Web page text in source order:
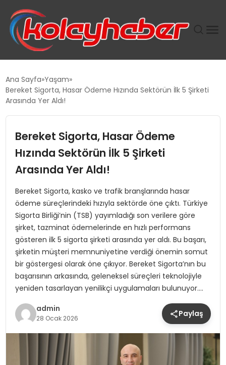
SUWEN’IN İSTIHDAM MODELI EKONOMIDE KADIN
TANYER YAPI ZEMIN MÜHENDISLIĞINDE HEDEF
BÜYÜTTÜ
TOROSLAR’DA PAZAR GERGİNLİĞİ!
Ana Sayfa Yaşam
Bereket Sigorta, Hasar Ödeme Hızında Sektörün İlk 5 Şirketi
Arasında Yer Aldı!
Bereket Sigorta, Hasar Ödeme
Hızında Sektörün İlk 5 Şirketi
Arasında Yer Aldı!
Bereket Sigorta, kasko ve trafik branşlarında hasar
ödeme süreçlerindeki hızıyla sektörde öne çıktı. Türkiye
Sigorta Birliği’nin (TSB) yayımladığı son verilere göre
şirket, tazminat ödemelerinde en hızlı performans
gösteren ilk 5 sigorta şirketi arasında yer aldı. Bu başarı,
şirketin müşteri memnuniyetine verdiği önemin somut
bir göstergesi olarak öne çıkıyor. Bereket Sigorta’nın bu
başarısının arkasında, geleneksel süreçleri teknolojiyle
yeniden tasarlayan yenilikçi uygulamaları bulunuyor….
admin
28 Ocak 2026 Paylaş